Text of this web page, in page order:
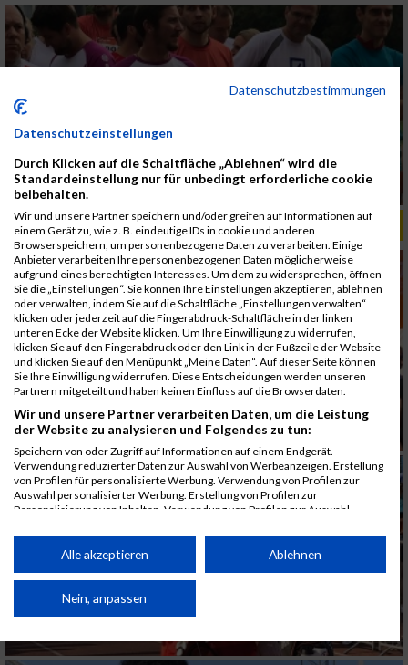
ALBUM B2RUN MÜNCHEN, B2RUN / 16.07.2019
Datenschutzbestimmungen
Datenschutzeinstellungen
Durch Klicken auf die Schaltfläche „Ablehnen“ wird die
Standardeinstellung nur für unbedingt erforderliche cookie
beibehalten.
Wir und unsere Partner speichern und/oder greifen auf Informationen auf
einem Gerät zu, wie z. B. eindeutige IDs in cookie und anderen
Browserspeichern, um personenbezogene Daten zu verarbeiten. Einige
Anbieter verarbeiten Ihre personenbezogenen Daten möglicherweise
aufgrund eines berechtigten Interesses. Um dem zu widersprechen, öffnen
Sie die „Einstellungen“. Sie können Ihre Einstellungen akzeptieren, ablehnen
oder verwalten, indem Sie auf die Schaltfläche „Einstellungen verwalten“
klicken oder jederzeit auf die Fingerabdruck-Schaltfläche in der linken
unteren Ecke der Website klicken. Um Ihre Einwilligung zu widerrufen,
klicken Sie auf den Fingerabdruck oder den Link in der Fußzeile der Website
und klicken Sie auf den Menüpunkt „Meine Daten“. Auf dieser Seite können
Sie Ihre Einwilligung widerrufen. Diese Entscheidungen werden unseren
Partnern mitgeteilt und haben keinen Einfluss auf die Browserdaten.
Wir und unsere Partner verarbeiten Daten, um die Leistung
der Website zu analysieren und Folgendes zu tun:
Speichern von oder Zugriff auf Informationen auf einem Endgerät.
Verwendung reduzierter Daten zur Auswahl von Werbeanzeigen. Erstellung
von Profilen für personalisierte Werbung. Verwendung von Profilen zur
Auswahl personalisierter Werbung. Erstellung von Profilen zur
Personalisierung von Inhalten. Verwendung von Profilen zur Auswahl
Performance von Inhalten. Analyse von Zielgruppen durch Statistiken oder
Kombinationen von Daten aus verschiedenen Quellen. Entwicklung und
von Inhalten.
Daten können außerhalb der Europäischen Union weitergegeben und in die
Website/App.
Alle akzeptieren Ablehnen
Nein, anpassen